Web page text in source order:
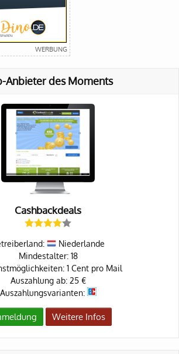
Anbieter des Moments
Cashbackdeals
Niederlande
Mindestalter: 18
1 Cent pro Mail
Auszahlung ab: 25 €
Auszahlungsvarianten:
Weitere Infos